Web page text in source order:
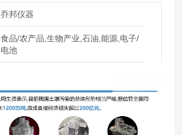
乔邦仪器
食品/农产品,生物产业,石油,能源,电子/
电池